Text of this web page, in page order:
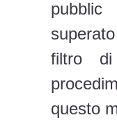
filtro di
questo